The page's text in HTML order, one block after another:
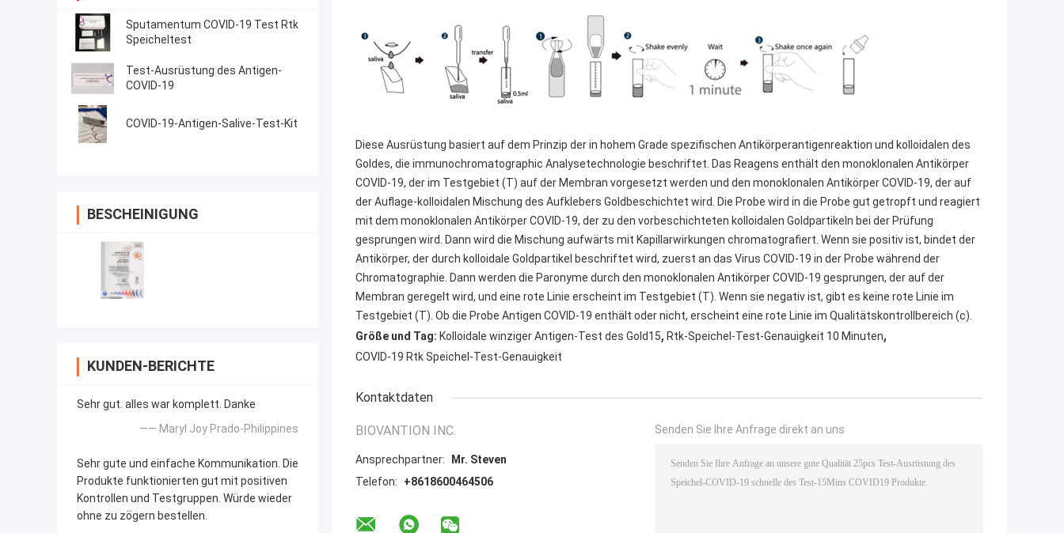
Sputamentum COVID-19 Test Rtk
Speicheltest
Test-Ausrüstung des Antigen-
COVID-19
COVID-19-Antigen-Salive-Test-Kit
BESCHEINIGUNG
KUNDEN-BERICHTE
Sehr gut. alles war komplett. Danke
—— Maryl Joy Prado-Philippines
Sehr gute und einfache Kommunikation. Die
Produkte funktionierten gut mit positiven
Kontrollen und Testgruppen. Würde wieder
ohne zu zögern bestellen.
Diese Ausrüstung basiert auf dem Prinzip der in hohem Grade spezifischen Antikörperantigenreaktion und kolloidalen des
Goldes, die immunochromatographic Analysetechnologie beschriftet. Das Reagens enthält den monoklonalen Antikörper
COVID-19, der im Testgebiet (T) auf der Membran vorgesetzt werden und den monoklonalen Antikörper COVID-19, der auf
der Auflage-kolloidalen Mischung des Aufklebers Goldbeschichtet wird. Die Probe wird in die Probe gut getropft und reagiert
mit dem monoklonalen Antikörper COVID-19, der zu den vorbeschichteten kolloidalen Goldpartikeln bei der Prüfung
gesprungen wird. Dann wird die Mischung aufwärts mit Kapillarwirkungen chromatografiert. Wenn sie positiv ist, bindet der
Antikörper, der durch kolloidale Goldpartikel beschriftet wird, zuerst an das Virus COVID-19 in der Probe während der
Chromatographie. Dann werden die Paronyme durch den monoklonalen Antikörper COVID-19 gesprungen, der auf der
Membran geregelt wird, und eine rote Linie erscheint im Testgebiet (T). Wenn sie negativ ist, gibt es keine rote Linie im
Testgebiet (T). Ob die Probe Antigen COVID-19 enthält oder nicht, erscheint eine rote Linie im Qualitätskontrollbereich (c).
Größe und Tag: Kolloidale winziger Antigen-Test des Gold15, Rtk-Speichel-Test-Genauigkeit 10 Minuten,
COVID-19 Rtk Speichel-Test-Genauigkeit
Kontaktdaten
BIOVANTION INC.
Ansprechpartner:
Mr. Steven
Telefon:
+8618600464506
Senden Sie Ihre Anfrage direkt an uns